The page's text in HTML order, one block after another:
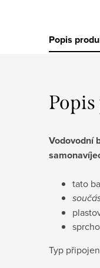
Popis
Vodovodní
tato
Typ